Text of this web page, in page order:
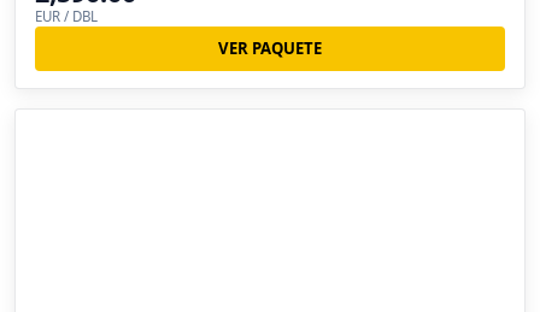
EUR / DBL
VER PAQUETE